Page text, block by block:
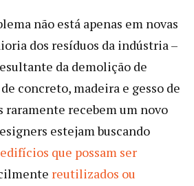
não está apenas em novas
dos resíduos da indústria –
da demolição de
concreto, madeira e gesso de
raramente recebem um novo
estejam buscando
edifícios que possam ser
reutilizados ou